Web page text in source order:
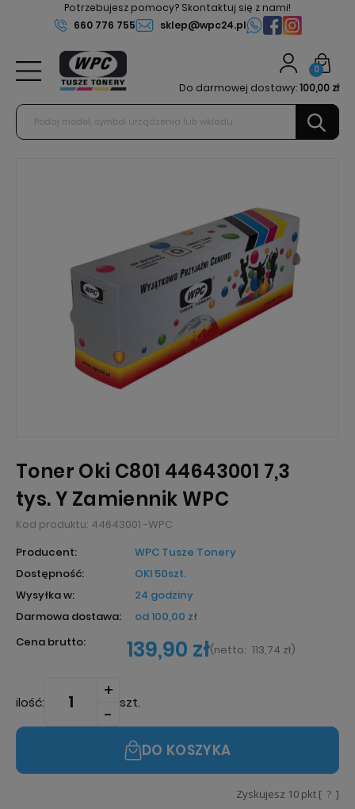
Potrzebujesz pomocy? Skontaktuj się z nami!
660 776 755
sklep@wpc24.pl
0
Do darmowej dostawy:100,00 zł
Toner Oki C801 44643001 7,3
tys. Y Zamiennik WPC
Kod produktu: 44643001 -WPC
Producent:
WPC Tusze Tonery
Dostępność:
OKI 50szt.
Wysyłka w:
24 godziny
Darmowa dostawa:
od 100,00 zł
Cena brutto:
139,90 zł(netto: 113,74 zł)
ilość: szt.
DO KOSZYKA
Zyskujesz 10 pkt [ ? ]